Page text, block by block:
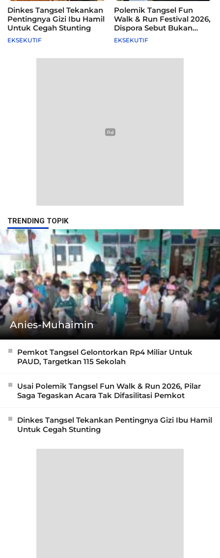
Dinkes Tangsel Tekankan
Pentingnya Gizi Ibu Hamil
Untuk Cegah Stunting
EKSEKUTIF
Polemik Tangsel Fun
Walk & Run Festival 2026,
Dispora Sebut Bukan
Agenda Pemkot
EKSEKUTIF
TRENDING TOPIK
Anies-Muhaimin
Pemkot Tangsel Gelontorkan Rp4 Miliar Untuk
PAUD, Targetkan 115 Sekolah
Usai Polemik Tangsel Fun Walk & Run 2026, Pilar
Saga Tegaskan Acara Tak Difasilitasi Pemkot
Dinkes Tangsel Tekankan Pentingnya Gizi Ibu Hamil
Untuk Cegah Stunting